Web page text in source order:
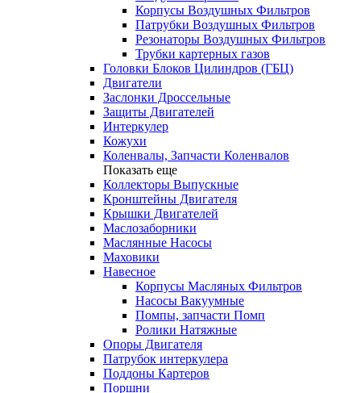
Корпусы Воздушных Фильтров
Патрубки Воздушных Фильтров
Резонаторы Воздушных Фильтров
Трубки картерных газов
Головки Блоков Цилиндров (ГБЦ)
Двигатели
Заслонки Дроссельные
Защиты Двигателей
Интеркулер
Кожухи
Коленвалы, Запчасти Коленвалов
Показать еще
Коллекторы Выпускные
Кронштейны Двигателя
Крышки Двигателей
Маслозаборники
Маслянные Насосы
Маховики
Навесное
Корпусы Масляных Фильтров
Насосы Вакуумные
Помпы, запчасти Помп
Ролики Натяжные
Опоры Двигателя
Патрубок интеркулера
Поддоны Картеров
Поршни